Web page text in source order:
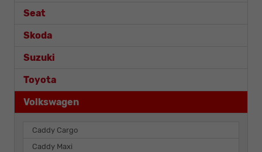
Seat
Skoda
Suzuki
Toyota
Volkswagen
Caddy Cargo
Caddy Maxi